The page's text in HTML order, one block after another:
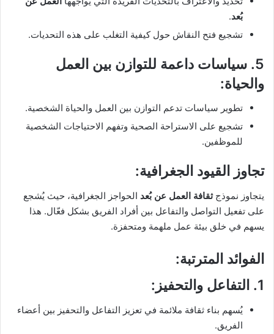
بُعد.
تشجيع فتح النقاش حول كيفية التغلب على هذه التحديات.
5. سياسات داعمة للتوازن بين العمل
والحياة:
تطوير سياسات تدعم التوازن بين العمل والحياة الشخصية.
تشجيع على الاستراحة الصحية وتفهم الاحتياجات الشخصية
للموظفين.
تجاوز القيود الجغرافية:
يتجاوز نموذجثقافة العمل عن بُعد الحواجز الجغرافية، حيث يُشجع
على تفعيل التواصل والتفاعل بين أفراد الفريق بشكل فعّال. هذا
يسهم في خلق بيئة عمل ملهمة ومتحفزة.
الفوائد المترتبة:
1.
التفاعل والتحفيز :
يُسهم بناء ثقافة ملائمة في تعزيز التفاعل والتحفيز بين أعضاء
الفريق.